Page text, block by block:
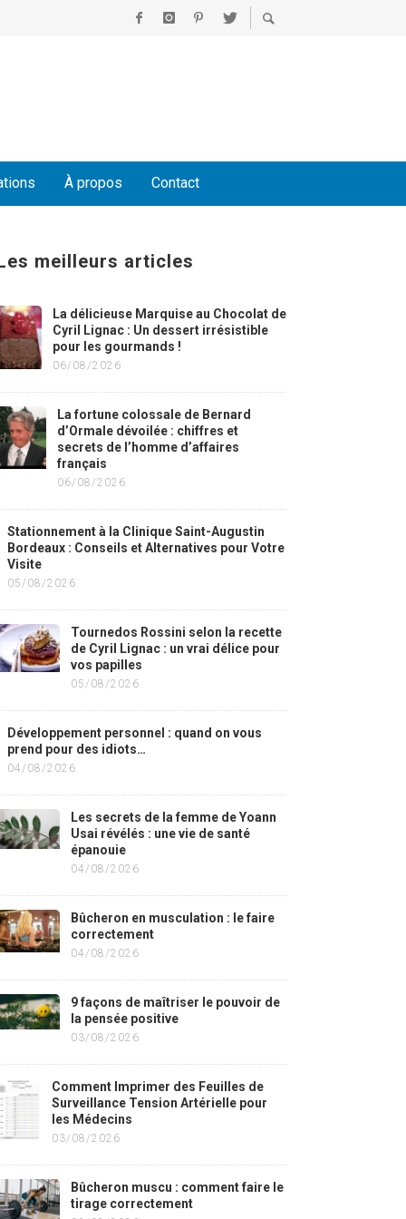
À propos Contact
meilleurs articles
La délicieuse Marquise au Chocolat de
Cyril Lignac : Un dessert irrésistible
pour les gourmands !
06/08/2026
La fortune colossale de Bernard
d’Ormale dévoilée : chiffres et
secrets de l’homme d’affaires
français
06/08/2026
Stationnement à la Clinique Saint-Augustin
Bordeaux : Conseils et Alternatives pour Votre
Visite
05/08/2026
Tournedos Rossini selon la recette
de Cyril Lignac : un vrai délice pour
vos papilles
05/08/2026
Développement personnel : quand on vous
prend pour des idiots…
04/08/2026
Les secrets de la femme de Yoann
Usai révélés : une vie de santé
épanouie
04/08/2026
Bûcheron en musculation : le faire
correctement
04/08/2026
9 façons de maîtriser le pouvoir de
la pensée positive
03/08/2026
Comment Imprimer des Feuilles de
Surveillance Tension Artérielle pour
les Médecins
03/08/2026
Bûcheron muscu : comment faire le
tirage correctement